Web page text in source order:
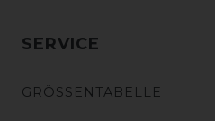
SERVICE
GRÖSSENTABELLE